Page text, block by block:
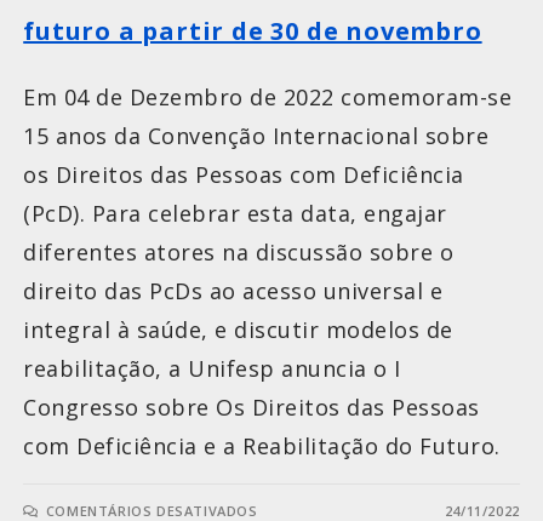
futuro a partir de 30 de novembro
Em 04 de Dezembro de 2022 comemoram-se
15 anos da Convenção Internacional sobre
os Direitos das Pessoas com Deficiência
(PcD). Para celebrar esta data, engajar
diferentes atores na discussão sobre o
direito das PcDs ao acesso universal e
integral à saúde, e discutir modelos de
reabilitação, a Unifesp anuncia o I
Congresso sobre Os Direitos das Pessoas
com Deficiência e a Reabilitação do Futuro.
COMENTÁRIOS DESATIVADOS 24/11/2022